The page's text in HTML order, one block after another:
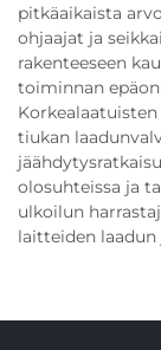
pitkäaikaista
ohjaajat ja
rakenteeseen
toiminnan
tiukan
olosuhteissa ja
ulkoilun
laitteiden